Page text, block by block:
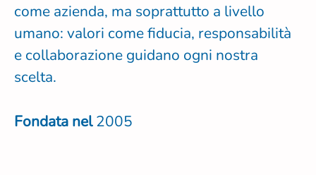
come azienda, ma soprattutto a livello
umano: valori come fiducia, responsabilità
e collaborazione guidano ogni nostra
scelta.
Fondata nel2005